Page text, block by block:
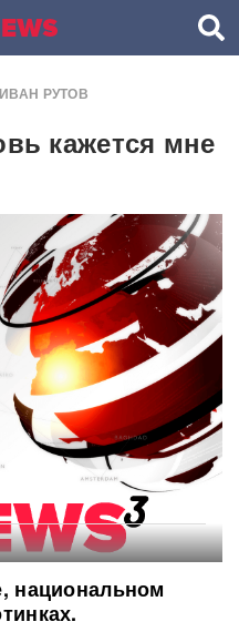
ИВАН РУТОВ
кажется мне
национальном